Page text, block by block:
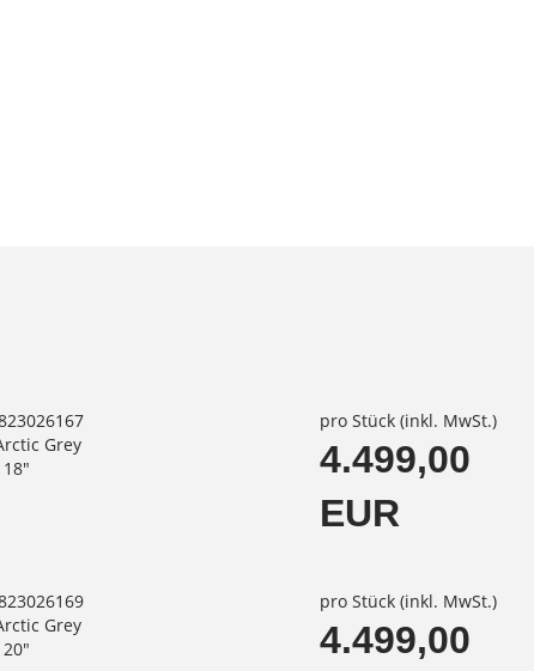
Grey
pro Stück (inkl. MwSt.)
4.499,00
EUR
Grey
pro Stück (inkl. MwSt.)
4.499,00